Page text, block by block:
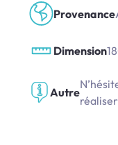
Provenance
Dimension
Autre